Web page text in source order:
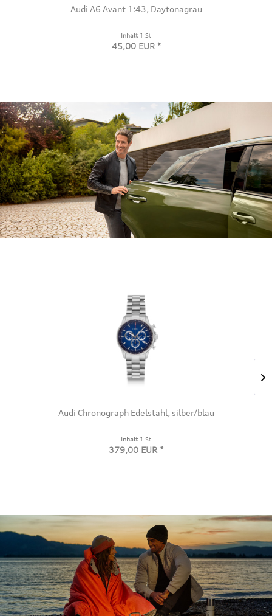
Audi A6 Avant 1:43, Daytonagrau
Inhalt 1 St
45,00 EUR *
Audi Lederjacke, Herren, schwarz
Inhalt 1 St
449,00 EUR *